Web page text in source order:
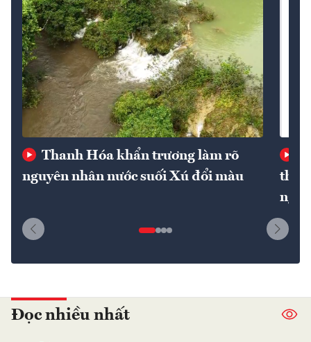
Thanh Hóa khẩn trương làm rõ
nguyên nhân nước suối Xú đổi màu
thuế
Đọc nhiều nhất